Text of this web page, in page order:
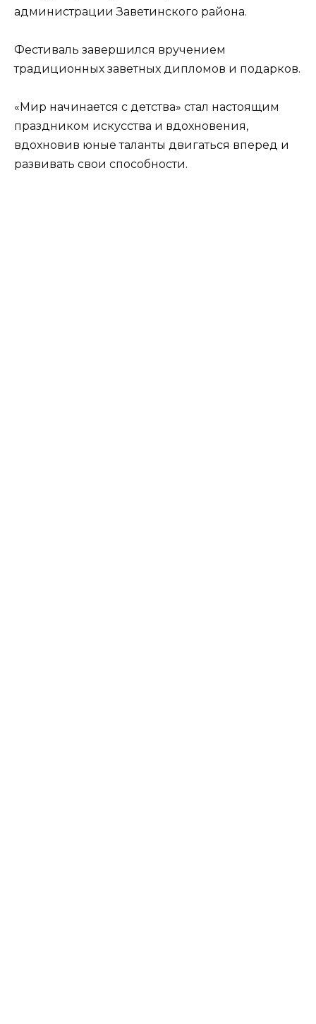
администрации Заветинского района.
Фестиваль завершился вручением
традиционных заветных дипломов и подарков.
«Мир начинается с детства» стал настоящим
праздником искусства и вдохновения,
вдохновив юные таланты двигаться вперед и
развивать свои способности.